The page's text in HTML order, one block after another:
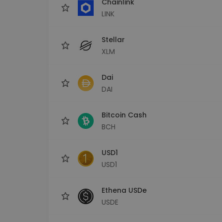
LINK
Stellar
XLM
Dai
DAI
Bitcoin Cash
BCH
USD1
USD1
Ethena USDe
USDE